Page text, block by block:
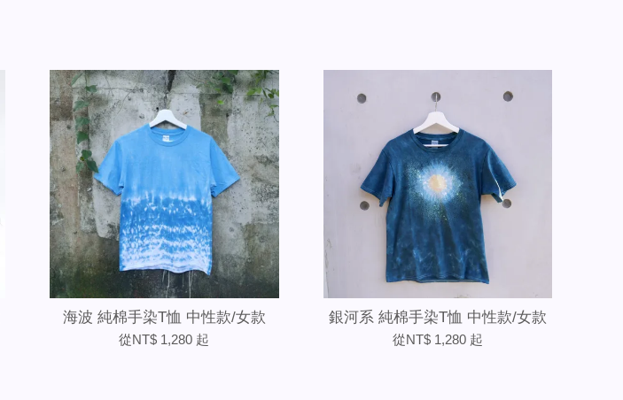
海波 純棉手染T恤 中性款/女款
從NT$ 1,280 起
銀河系 純棉手染T恤 中性款/女款
從NT$ 1,280 起